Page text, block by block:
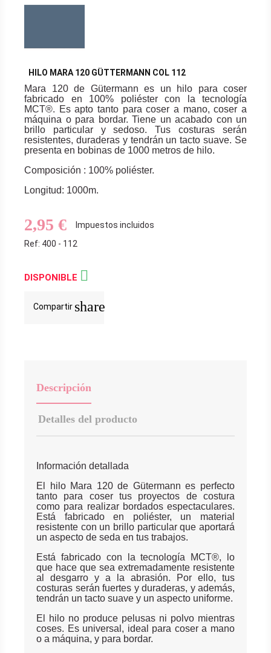
HILO MARA 120 GÜTTERMANN COL 112
Mara 120 de Gütermann es un hilo para coser
fabricado en 100% poliéster con la tecnología
MCT®. Es apto tanto para coser a mano, coser a
máquina o para bordar. Tiene un acabado con un
brillo particular y sedoso. Tus costuras serán
resistentes, duraderas y tendrán un tacto suave. Se
presenta en bobinas de 1000 metros de hilo.
Composición : 100% poliéster.
Longitud: 1000m.
2,95 €
Impuestos incluidos
Ref: 400 - 112
DISPONIBLE 
Compartir share
Descripción
Detalles del producto
Información detallada
El hilo Mara 120 de Gütermann es perfecto
tanto para coser tus proyectos de costura
como para realizar bordados espectaculares.
Está fabricado en poliéster, un material
resistente con un brillo particular que aportará
un aspecto de seda en tus trabajos.
Está fabricado con la tecnología MCT®, lo
que hace que sea extremadamente resistente
al desgarro y a la abrasión. Por ello, tus
costuras serán fuertes y duraderas, y además,
tendrán un tacto suave y un aspecto uniforme.
El hilo no produce pelusas ni polvo mientras
coses. Es universal, ideal para coser a mano
o a máquina, y para bordar.